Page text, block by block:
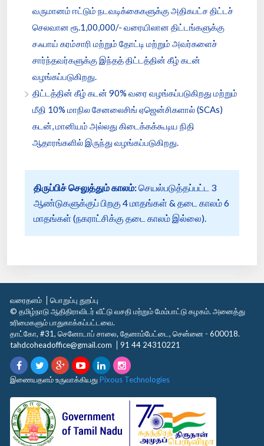
வருமானம் ஈட்டும் நடவடிக்கைகளுக்கு அதிகபட்ச திட்டச்
செலவான ரூ.1,00,000/- வரையிலான திட்டங்களுக்கு
சஃபாய் கரம்சாரி மற்றும் தோட்டி மற்றும் அவர்களைச்
சார்ந்தவர்களுக்கு இந்தத் திட்டத்தின் கீழ் கடன்
வழங்கப்படுகிறது.
திட்டத்தின் கீழ் கடன் 90% வரை வழங்கப்படுகிறது மற்றும்
மீதி 10% மாநில சேனலைசிங் ஏஜென்சிகளால் (SCAs)
கடன், மானியம் அல்லது கிடைக்கக்கூடிய நிதி
ஆதாரங்களில் இருந்து வழங்கப்படுகிறது.
திருப்பிச் செலுத்தும் காலம்:செயல்படுத்தப்பட்ட 3
ஆண்டுகளுக்குப் பிறகு 4 மாதங்கள் & தடை காலம் 6
மாதங்கள் (நகராட்சிக்கு தடை காலம் இல்லை).
வரைதளம்
பொறுப்பு துறப்பு
© தமிழ்நாடு ஆதிதிராவிடர் வீட்டு வசதி மற்றும் மேம்பாட்டு கழகம். அனைத்து
உரிமைகளும் பாதுகாக்கப்பட்டவை.
தாட்கோ, #31, செனோடாப் சாலை, தேனாம்பேட்டை, சென்னை - 600018.
tahdcoheadoffice@gmail.com
91 44 24310221
இணையதளம் உருவாக்கியதுPixous Technologies